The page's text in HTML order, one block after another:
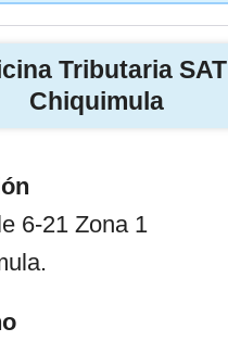
Tributaria SAT
Chiquimula
6-21 Zona 1